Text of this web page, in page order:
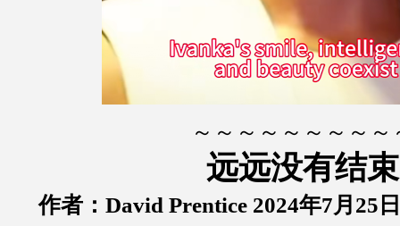
～～～～～～～～～
远远没有结束
作者：David Prentice 2024年7月25日